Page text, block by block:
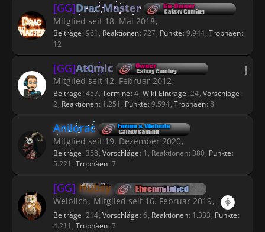
[GG]Drac Master
Mitglied seit 18. Mai 2018
Beiträge 961 Reaktionen 727 Punkte 9.944 Trophäen
12
[GG]At0mic
Mitglied seit 12. Februar 2012
Beiträge 457 Termine 4 Wiki-Einträge 24 Vorschläge
2 Reaktionen 1.251 Punkte 9.594 Trophäen 8
Anilorac
Mitglied seit 19. Dezember 2020
Beiträge 358 Vorschläge 1 Reaktionen 380 Punkte
5.221 Trophäen 7
[GG] Hubsy
Weiblich Mitglied seit 16. Februar 2019
Beiträge 214 Vorschläge 6 Reaktionen 1.333 Punkte
4.211 Trophäen 7